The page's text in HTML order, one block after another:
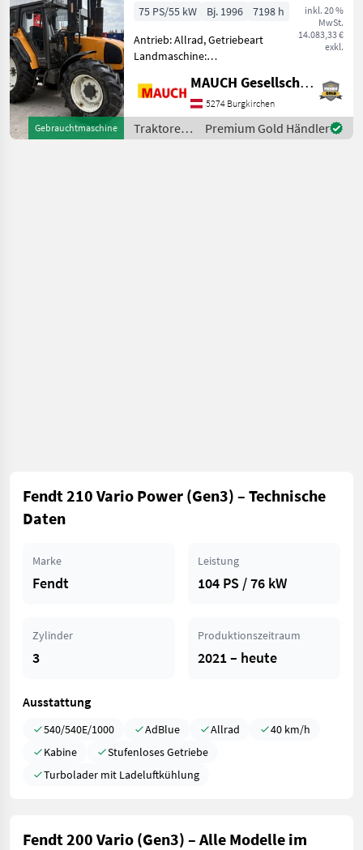
Gebrauchtmaschine
Tr.sp.)
inkl. 20 %
MwSt.
14.083,33 €
exkl.
75 PS/55 kW Bj. 1996
7198 h
Antrieb: Allrad, Getriebeart
Landmaschine:
Kabine,
Zapfwellendrehzahl:
540/1000,
Höchstgeschwindigkeit in
MAUCH Gesellschaft m.b.H. & Co.KG
5274 Burgkirchen
Traktoren
/ Renault
Premium Gold Händler
Fendt 210 Vario Power (Gen3) – Technische
Daten
Marke
Fendt
Leistung
104 PS / 76 kW
Zylinder
3
Produktionszeitraum
2021 – heute
Ausstattung
540/540E/1000 AdBlue Allrad
40 km/h
Kabine
Stufenloses Getriebe
Turbolader mit Ladeluftkühlung
Fendt 200 Vario (Gen3) – Alle Modelle im